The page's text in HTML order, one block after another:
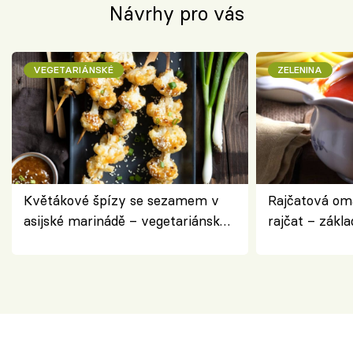
Návrhy pro vás
VEGETARIÁNSKÉ
Květákové špízy se sezamem v
asijské marinádě – vegetariánská
ZELENINA
Rajčatová
rajčat –